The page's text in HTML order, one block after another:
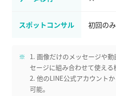
スポットコンサル 初回の
1. 画像だけのメッセージや
セージに組み合わせて使える
2. 他のLINE公式アカウント
可能。